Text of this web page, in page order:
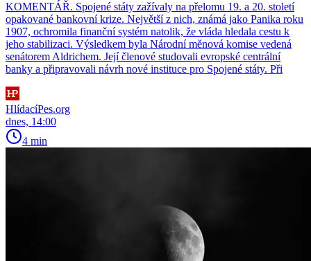
KOMENTÁŘ. Spojené státy zažívaly na přelomu 19. a 20. století
opakované bankovní krize. Největší z nich, známá jako Panika roku
1907, ochromila finanční systém natolik, že vláda hledala cestu k
jeho stabilizaci. Výsledkem byla Národní měnová komise vedená
senátorem Aldrichem. Její členové studovali evropské centrální
banky a připravovali návrh nové instituce pro Spojené státy. Při
HlídacíPes.org
dnes, 14:00
4 min